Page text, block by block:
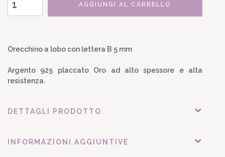
AGGIUNGI AL CARRELLO
Orecchino a lobo con lettera B 5 mm
Argento 925 placcato Oro ad alto spessore e alta
resistenza.
DETTAGLI PRODOTTO
INFORMAZIONI AGGIUNTIVE